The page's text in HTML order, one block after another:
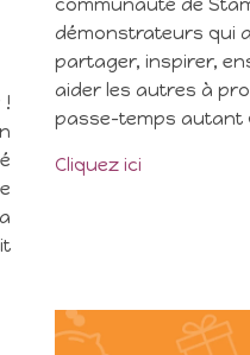
!
communauté de
démonstrateurs qui
partager, inspirer,
aider les autres à
passe-temps autant
Cliquez ici